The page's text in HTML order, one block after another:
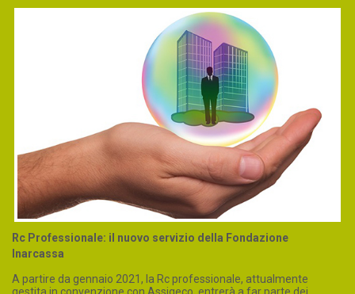
Rc Professionale: il nuovo servizio della Fondazione
Inarcassa
A partire da gennaio 2021, la Rc professionale, attualmente